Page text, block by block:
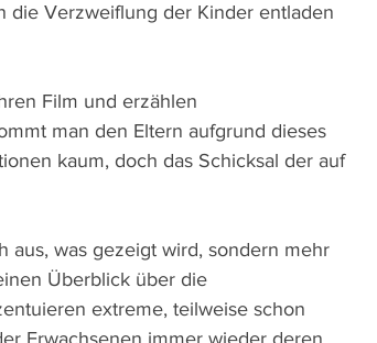
die Verzweiflung der Kinder entladen
Film und erzählen
man den Eltern aufgrund dieses
kaum, doch das Schicksal der auf
aus, was gezeigt wird, sondern mehr
Überblick über die
extreme, teilweise schon
Erwachsenen immer wieder deren